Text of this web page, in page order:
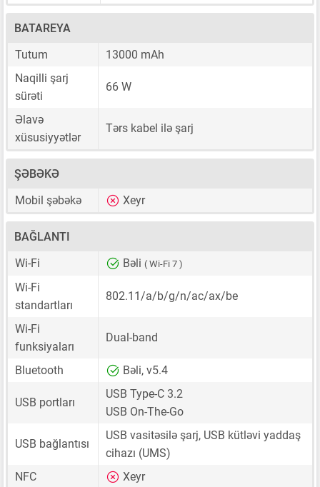
BATAREYA
Tutum
13000 mAh
Naqilli şarj
sürəti
66 W
Əlavə
xüsusiyyətlər
Tərs kabel ilə şarj
ŞƏBƏKƏ
Mobil şəbəkə
Xeyr
BAĞLANTI
Wi-Fi
Bəli ( Wi-Fi 7 )
Wi-Fi
standartları
802.11/a/b/g/n/ac/ax/be
Wi-Fi
funksiyaları
Dual-band
Bluetooth Bəli, v5.4
USB portları
USB Type-C 3.2
USB On-The-Go
USB bağlantısı
USB vasitəsilə şarj, USB kütləvi yaddaş
cihazı (UMS)
NFC
Xeyr